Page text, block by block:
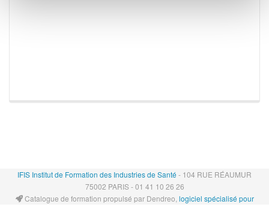
IFIS Institut de Formation des Industries de Santé - 104 RUE RÉAUMUR
75002 PARIS - 01 41 10 26 26
Catalogue de formation propulsé par Dendreo, logiciel spécialisé pour